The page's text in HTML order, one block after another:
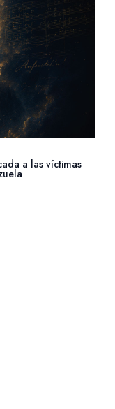
a las víctimas